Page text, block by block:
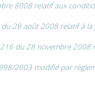
8008 relatif aux
28 août 2008 relatif à
du 28 novembre 2008
998/2003 modifié par